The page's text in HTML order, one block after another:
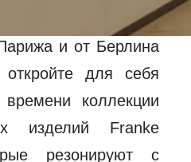
столиц дизайна.
и от Берлина
для себя
коллекции
изделий Franke
резонируют с